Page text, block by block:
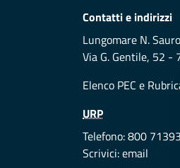
Contatti e indirizzi
Lungomare N.
Via G. Gentile, 52 -
Elenco PEC e
URP
Telefono: 800
Scrivici:email